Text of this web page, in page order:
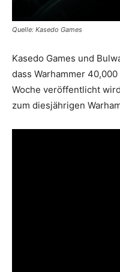
Quelle: Kasedo Games
Kasedo Games und
dass Warhammer
Woche veröffentlicht
zum diesjährigen